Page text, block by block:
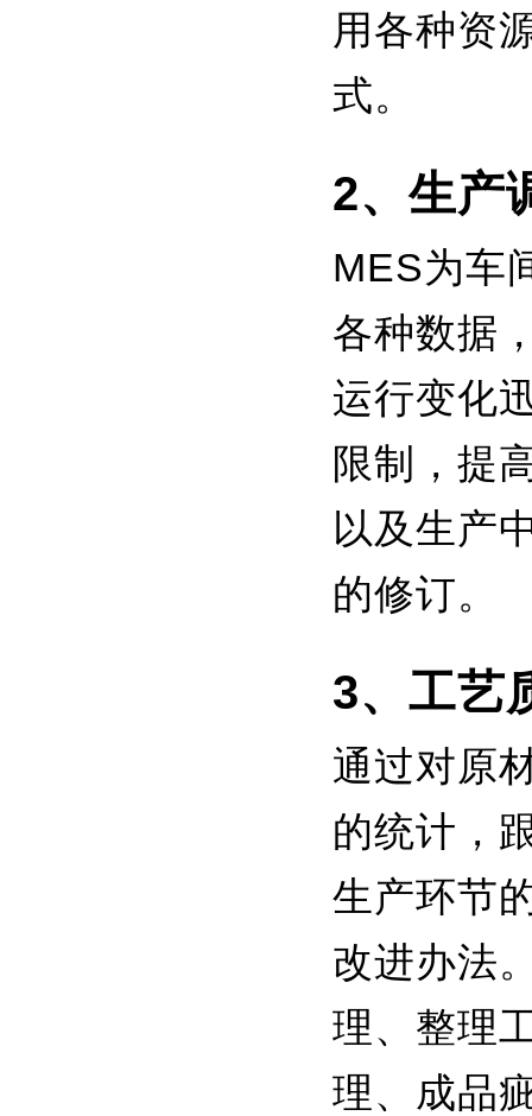
用各种资
式。
2、生产
MES为车
各种数据
运行变化
限制，提
以及生产
的修订。
3、工艺
通过对原
的统计，
生产环节
改进办法
理、整理
理、成品